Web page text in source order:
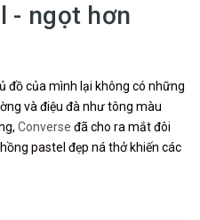
- ngọt hơn
đồ của mình lại không có những
và điệu đà như tông màu
Converse đã cho ra mắt đôi
pastel đẹp ná thở khiến các